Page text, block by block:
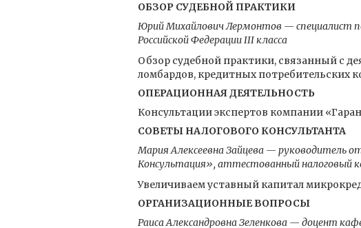
ОБЗОР СУДЕБНОЙ ПРАКТИКИ
Юрий Михайлович Лермонтов — специалист
Российской Федерации III класса
Обзор судебной практики, связанный с
ломбардов, кредитных потребительских
ОПЕРАЦИОННАЯ ДЕЯТЕЛЬНОСТЬ
Консультации экспертов компании
СОВЕТЫ НАЛОГОВОГО КОНСУЛЬТАНТА
Мария Алексеевна Зайцева — руководитель
Консультация», аттестованный налоговый
Увеличиваем уставный капитал
ОРГАНИЗАЦИОННЫЕ ВОПРОСЫ
Раиса Александровна Зеленкова — доцент